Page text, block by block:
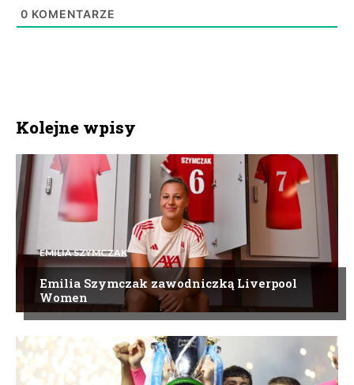
0 KOMENTARZE
Kolejne wpisy
EMILIA SZYMCZAK
Emilia Szymczak zawodniczką Liverpool
Women